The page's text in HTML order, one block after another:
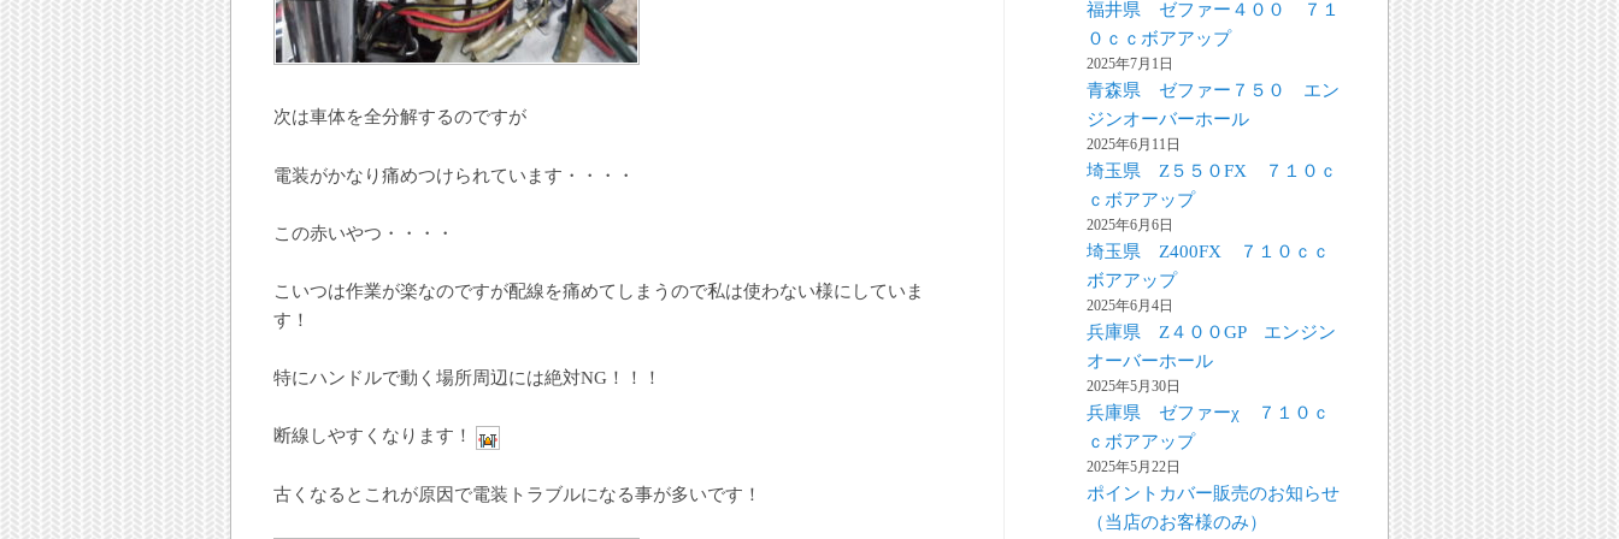
次は車体を全分解するのですが
電装がかなり痛めつけられています・・・・
この赤いやつ・・・・
こいつは作業が楽なのですが配線を痛めてしまうので私は使わない様にしていま
す！
特にハンドルで動く場所周辺には絶対NG！！！
断線しやすくなります！
古くなるとこれが原因で電装トラブルになる事が多いです！
福井県 ゼファー４００ ７１
０ｃｃボアアップ
2025年7月1日
青森県 ゼファー７５０ エン
ジンオーバーホール
2025年6月11日
埼玉県 Z５５０FX ７１０ｃ
ｃボアアップ
2025年6月6日
埼玉県 Z400FX ７１０ｃｃ
ボアアップ
2025年6月4日
兵庫県 Z４００GP エンジン
オーバーホール
2025年5月30日
兵庫県 ゼファーχ ７１０ｃ
ｃボアアップ
2025年5月22日
ポイントカバー販売のお知らせ
（当店のお客様のみ）